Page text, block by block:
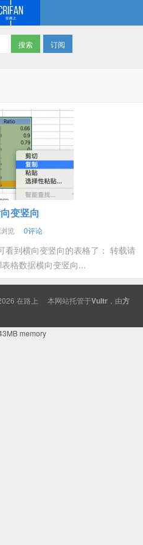
订阅
变竖向
览 0评论
看到横向变竖向的表格了： 转载请
格数据横向变竖向...
在路上 本网站托管于Vultr ，由方
memory